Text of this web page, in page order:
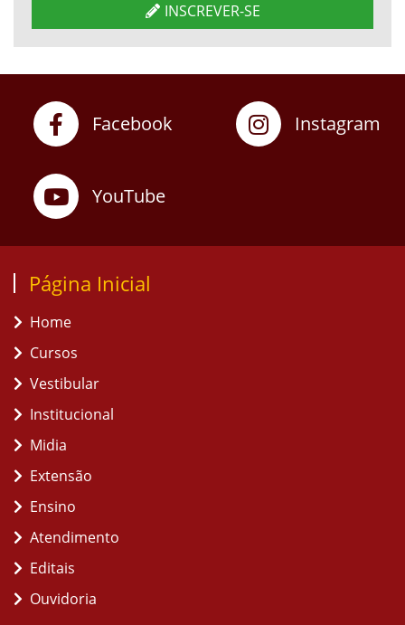
INSCREVER-SE
Facebook Instagram
YouTube
Página Inicial
Home
Cursos
Vestibular
Institucional
Midia
Extensão
Ensino
Atendimento
Editais
Ouvidoria